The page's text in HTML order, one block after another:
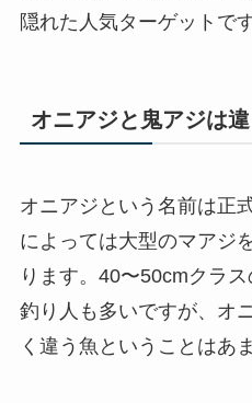
隠れた人気ターゲットです
オニアジと鬼アジは
オニアジという名前は正
によっては大型のマアジ
ります。40〜50cmクラ
釣り人も多いですが、オ
く違う魚ということはあ